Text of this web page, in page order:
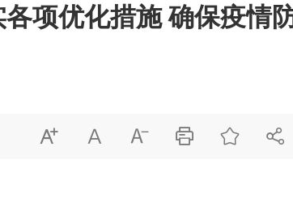
项优化措施 确保疫情
     